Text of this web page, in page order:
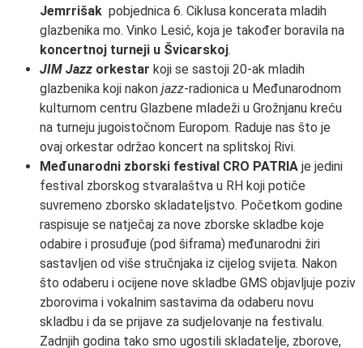
Jemrrišak pobjednica 6. Ciklusa koncerata mladih
glazbenika mo. Vinko Lesić, koja je također boravila na
koncertnoj turneji u Švicarskoj.
JIM Jazz orkestar koji se sastoji 20-ak mladih
glazbenika koji nakon jazz-radionica u Međunarodnom
kulturnom centru Glazbene mladeži u Grožnjanu kreću
na turneju jugoistočnom Europom. Raduje nas što je
ovaj orkestar održao koncert na splitskoj Rivi.
Međunarodni zborski festival CRO PATRIA je jedini
festival zborskog stvaralaštva u RH koji potiče
suvremeno zborsko skladateljstvo. Početkom godine
raspisuje se natječaj za nove zborske skladbe koje
odabire i prosuđuje (pod šiframa) međunarodni žiri
sastavljen od više stručnjaka iz cijelog svijeta. Nakon
što odaberu i ocijene nove skladbe GMS objavljuje poziv
zborovima i vokalnim sastavima da odaberu novu
skladbu i da se prijave za sudjelovanje na festivalu.
Zadnjih godina tako smo ugostili skladatelje, zborove,